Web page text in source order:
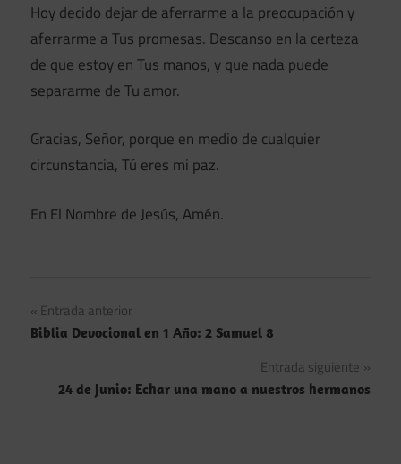
Hoy decido dejar de aferrarme a la preocupación y
aferrarme a Tus promesas. Descanso en la certeza
de que estoy en Tus manos, y que nada puede
separarme de Tu amor.
Gracias, Señor, porque en medio de cualquier
circunstancia, Tú eres mi paz.
En El Nombre de Jesús, Amén.
Navegación
de
entradas
Entrada anterior
Biblia Devocional en 1 Año: 2 Samuel 8
Entrada siguiente
24 de Junio: Echar una mano a nuestros hermanos